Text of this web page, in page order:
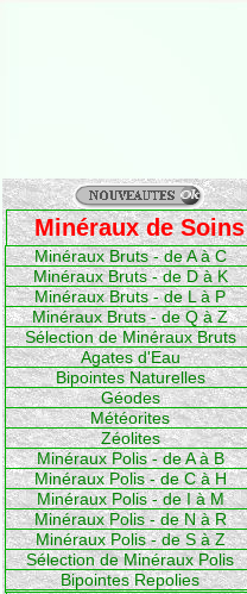
Minéraux de Soins
Minéraux Bruts - de A à C
Minéraux Bruts - de D à K
Minéraux Bruts - de L à P
Minéraux Bruts - de Q à Z
Sélection de Minéraux Bruts
Agates d'Eau
Bipointes Naturelles
Géodes
Météorites
Zéolites
Minéraux Polis - de A à B
Minéraux Polis - de C à H
Minéraux Polis - de I à M
Minéraux Polis - de N à R
Minéraux Polis - de S à Z
Sélection de Minéraux Polis
Bipointes Repolies